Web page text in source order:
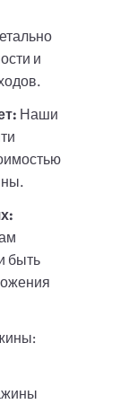
и
Наши
быть